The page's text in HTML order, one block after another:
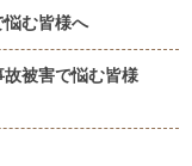
悩む皆様へ
被害で悩む皆様